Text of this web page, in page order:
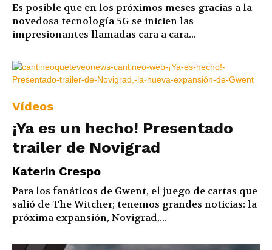
Es posible que en los próximos meses gracias a la
novedosa tecnología 5G se inicien las
impresionantes llamadas cara a cara...
Vídeos
¡Ya es un hecho! Presentado
trailer de Novigrad
Katerin Crespo
Para los fanáticos de Gwent, el juego de cartas que
salió de The Witcher; tenemos grandes noticias: la
próxima expansión, Novigrad,...